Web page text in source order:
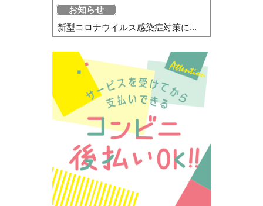
お知らせ
新型コロナウイルス感染症対策に...